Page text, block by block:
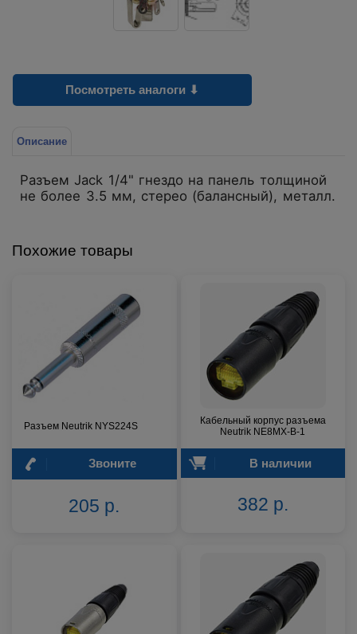
Посмотреть аналоги ⬇
Описание
Разъем Jack 1/4" гнездо на панель толщиной
не более 3.5 мм, стерео (балансный), металл.
Похожие товары
Разъем Neutrik NYS224S
Звоните
205 р.
Кабельный корпус разъема
Neutrik NE8MX-B-1
В наличии
382 р.